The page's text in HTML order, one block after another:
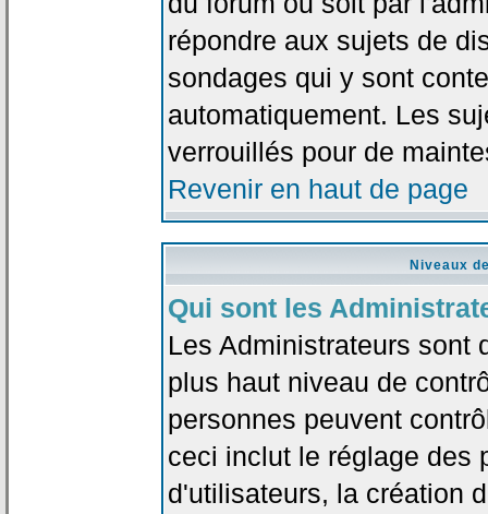
répondre aux sujets de
sondages qui y sont
automatiquement. Les
verrouillés pour de
Revenir en haut de page
Niveaux
Qui sont les
Les Administrateurs sont
plus haut niveau de
personnes peuvent
ceci inclut le réglage des
d'utilisateurs, la création